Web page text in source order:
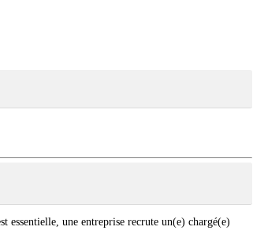
essentielle, une entreprise recrute un(e) chargé(e)